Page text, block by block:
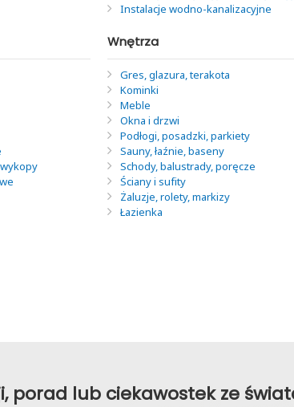
Instalacje wodno-kanalizacyjne
Wnętrza
Gres, glazura, terakota
Kominki
Meble
Okna i drzwi
Podłogi, posadzki, parkiety
Sauny, łaźnie, baseny
Schody, balustrady, poręcze
Ściany i sufity
Żaluzje, rolety, markizy
Łazienka
porad lub ciekawostek ze